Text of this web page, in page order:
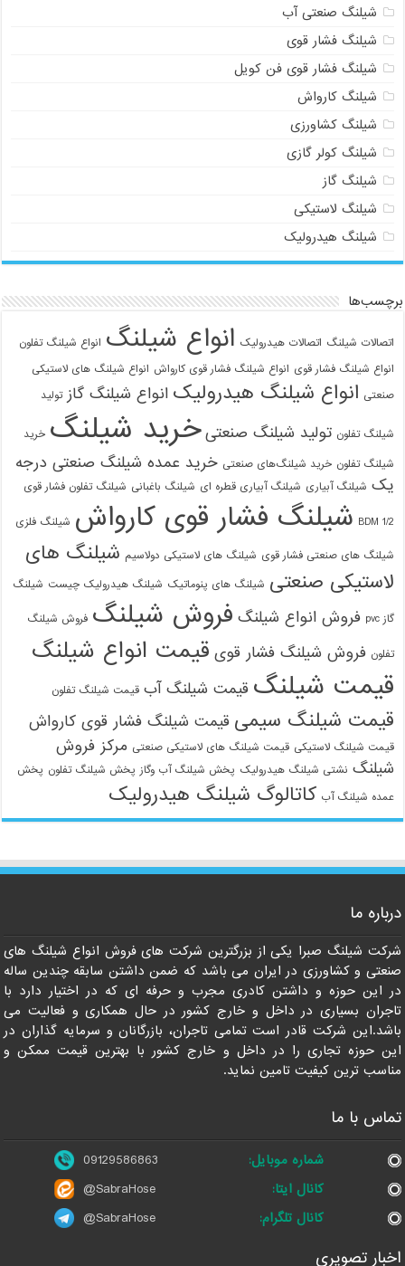
شیلنگ صنعتی آب
شیلنگ فشار قوی
شیلنگ فشار قوی فن کویل
شیلنگ کارواش
شیلنگ کشاورزی
شیلنگ کولر گازی
شیلنگ گاز
شیلنگ لاستیکی
شیلنگ هیدرولیک
برچسب‌ها
اتصالات شیلنگ اتصالات هیدرولیک انواع شیلنگ انواع شیلنگ تفلون
انواع شیلنگ فشار قوی انواع شیلنگ فشار قوی کارواش انواع شیلنگ های لاستیکی
صنعتی انواع شیلنگ هیدرولیک انواع شیلنگ گاز تولید
شیلنگ تفلون تولید شیلنگ صنعتی خرید شیلنگ خرید
شیلنگ تفلون خرید شیلنگ‌های صنعتی خرید عمده شیلنگ صنعتی درجه
یک شیلنگ آبیاری شیلنگ آبیاری قطره ای شیلنگ باغبانی شیلنگ تفلون فشار قوی
1/2 BDM شیلنگ فشار قوی کارواش شیلنگ فلزی
شیلنگ های صنعتی فشار قوی شیلنگ های لاستیکی دولاسیم شیلنگ های
لاستیکی صنعتی شیلنگ های پنوماتیک شیلنگ هیدرولیک چیست شیلنگ
گاز pvc فروش انواع شیلنگ فروش شیلنگ فروش شیلنگ
تفلون فروش شیلنگ فشار قوی قیمت انواع شیلنگ
قیمت شیلنگ قیمت شیلنگ آب قیمت شیلنگ تفلون
قیمت شیلنگ سیمی قیمت شیلنگ فشار قوی کارواش
قیمت شیلنگ لاستیکی قیمت شیلنگ های لاستیکی صنعتی مرکز فروش
شیلنگ نشتی شیلنگ هیدرولیک پخش شیلنگ آب وگاز پخش شیلنگ تفلون پخش
عمده شیلنگ آب کاتالوگ شیلنگ هیدرولیک
درباره ما
شرکت شیلنگ صبرا یکی از بزرگترین شرکت های فروش انواع شیلنگ های
صنعتی و کشاورزی در ایران می باشد که ضمن داشتن سابقه چندین ساله
در این حوزه و داشتن کادری مجرب و حرفه ای که در اختیار دارد با
تاجران بسیاری در داخل و خارج کشور در حال همکاری و فعالیت می
باشد.این شرکت قادر است تمامی تاجران، بازرگانان و سرمایه گذاران در
این حوزه تجاری را در داخل و خارج کشور با بهترین قیمت ممکن و
مناسب ترین کیفیت تامین نماید.
تماس با ما
شماره موبایل:
09129586863
کانال ایتا:
@SabraHose
کانال تلگرام:
@SabraHose
اخبار تصویری